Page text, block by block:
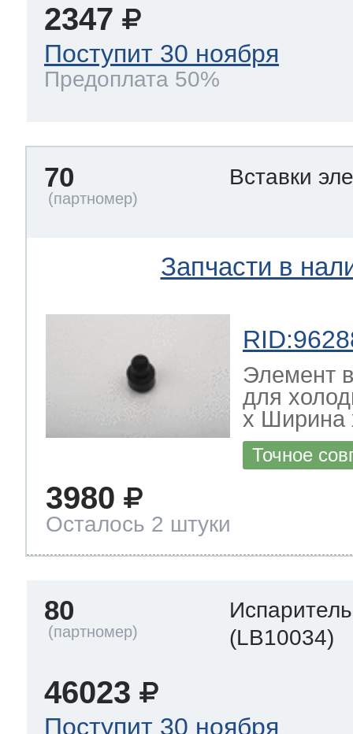
2347
Поступит 30 ноября
Предоплата 50%
70 Вставки
Запчасти в
Элемент
для
х Ширина
Точное
3980
Осталось 2 штуки
80
Испаритель
(LB10034)
46023
Поступит 30 ноября